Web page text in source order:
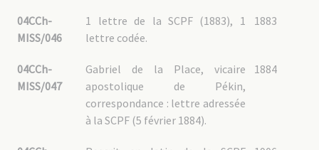
04CCh-
MISS/046
1883
1 lettre de la SCPF (1883), 1
lettre codée.
04CCh-
MISS/047
1884
Gabriel de la Place, vicaire
apostolique de Pékin,
correspondance : lettre adressée
à la SCPF (5 février 1884).